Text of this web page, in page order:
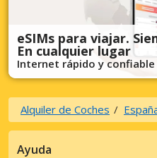
eSIMs para viajar.
En cualquier lugar
Internet rápido y confiable
Alquiler de Coches
Ayuda